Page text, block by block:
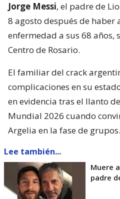
Jorge Messi, el padre de
8 agosto después de haber
enfermedad a sus 68 años,
Centro de Rosario.
El familiar del crack
complicaciones en su
en evidencia tras el llanto de
Mundial 2026 cuando
Argelia en la fase de grupos.
Lee también...
Muere
padre